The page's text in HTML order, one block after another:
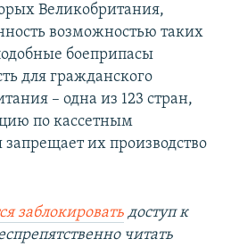
Великобритания,
возможностью таких
боеприпасы
для гражданского
– одна из 123 стран,
по кассетным
их производство
заблокировать доступ к
читать